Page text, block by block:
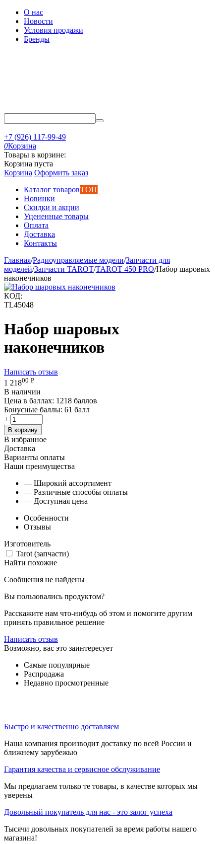
О нас
Новости
Условия продажи
Бренды
+7 (926) 117-99-49
0Корзина
Товары в корзине:
Корзина пуста
Корзина Оформить заказ
Каталог товаровТОП
Новинки
Скидки и акции
Уцененные товары
Оплата
Доставка
Контакты
Главная/Радиоуправляемые модели/Запчасти для
моделей/Запчасти TAROT/TAROT 450 PRO/Набор шаровых
наконечников
КОД:
TL45048
Набор шаровых
наконечников
Написать отзыв
1 21800 Р
В наличии
Цена в баллах: 1218 баллов
Бонусные баллы: 61 балл
+
−
В корзину
В избранное
Доставка
Варианты оплаты
Наши преимущества
— Широкий ассортимент
— Различные способы оплаты
— Доступная цена
Особенности
Отзывы
Изготовитель
Tarot (запчасти)
Найти похожие
Сообщения не найдены
Вы пользовались продуктом?
Расскажите нам что-нибудь об этом и помогите другим
принять правильное решение
Написать отзыв
Возможно, вас это заинтересует
Самые популярные
Распродажа
Недавно просмотренные
Быстро и качественно доставляем
Наша компания производит доставку по всей России и
ближнему зарубежью
Гарантия качества и сервисное обслуживание
Мы предлагаем только те товары, в качестве которых мы
уверены
Довольный покупатель для нас - это залог успеха
Тысячи довольных покупателей за время работы нашего
магазина!